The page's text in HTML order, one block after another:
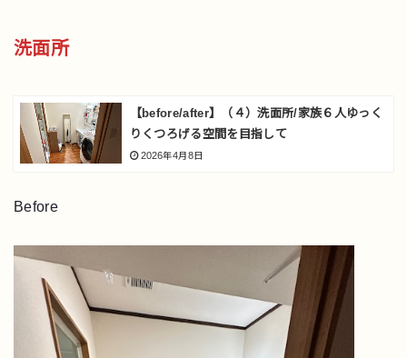
洗面所
【before/after】（４）洗面所/家族６人ゆっく
りくつろげる空間を目指して
2026年4月8日
Before